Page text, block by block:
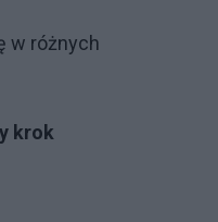
w różnych
krok